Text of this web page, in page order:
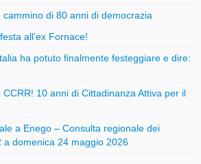
di 80 anni di democrazia
all’ex Fornace!
ha potuto finalmente festeggiare e dire:
CCRR! 10 anni di Cittadinanza Attiva per il
a Enego – Consulta regionale dei
a domenica 24 maggio 2026